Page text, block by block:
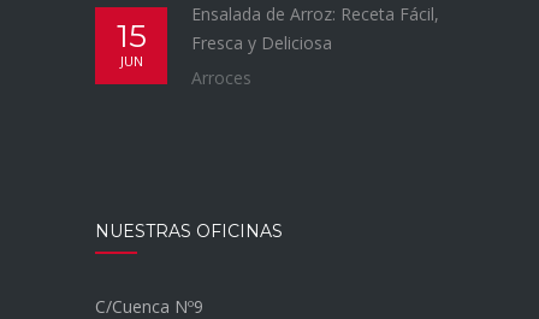
15
JUN
Ensalada de Arroz: Receta Fácil,
Fresca y Deliciosa
Arroces
NUESTRAS OFICINAS
C/Cuenca Nº9